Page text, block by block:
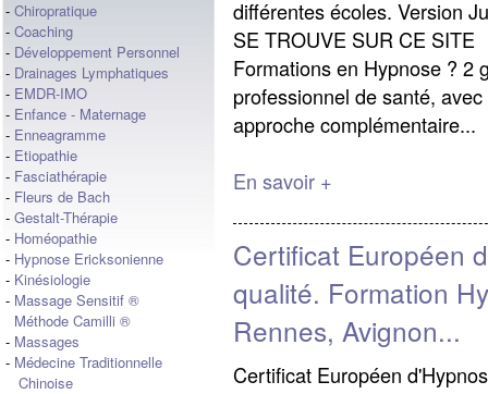
- Chiropratique
- Coaching
- Développement Personnel
- Drainages Lymphatiques
- EMDR-IMO
- Enfance - Maternage
- Enneagramme
- Etiopathie
- Fasciathérapie
- Fleurs de Bach
- Gestalt-Thérapie
- Homéopathie
- Hypnose Ericksonienne
- Kinésiologie
- Massage Sensitif ®
Méthode Camilli ®
- Massages
- Médecine Traditionnelle
Chinoise
différentes écoles. Version
SE TROUVE SUR CE
Formations en Hypnose ? 2
professionnel de santé,
approche complémentaire...
En savoir +
Certificat Européen
qualité. Formation
Rennes, Avignon...
Certificat Européen